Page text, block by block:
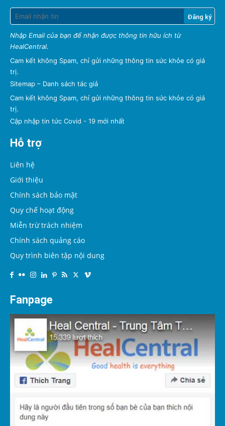
Nhập Email của bạn để nhận được thông tin hữu ích từ
HealCentral.
Cam kết không Spam, chỉ gửi những thông tin sức khỏe có giá
trị.
Sitemap – Danh sách tác giả
Cam kết không Spam, chỉ gửi những thông tin sức khỏe có giá
trị.
Cập nhập tin tức Covid - 19 mới nhất
Hỗ trợ
Liên hệ
Giới thiệu
Chính sách bảo mật
Quy chế hoạt động
Miễn trừ trách nhiệm
Chính sách quảng cáo
Quy trình biên tập nội dung
Fanpage